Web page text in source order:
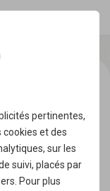
pertinentes,
cookies et des
sur les
suivi, placés par
Pour plus